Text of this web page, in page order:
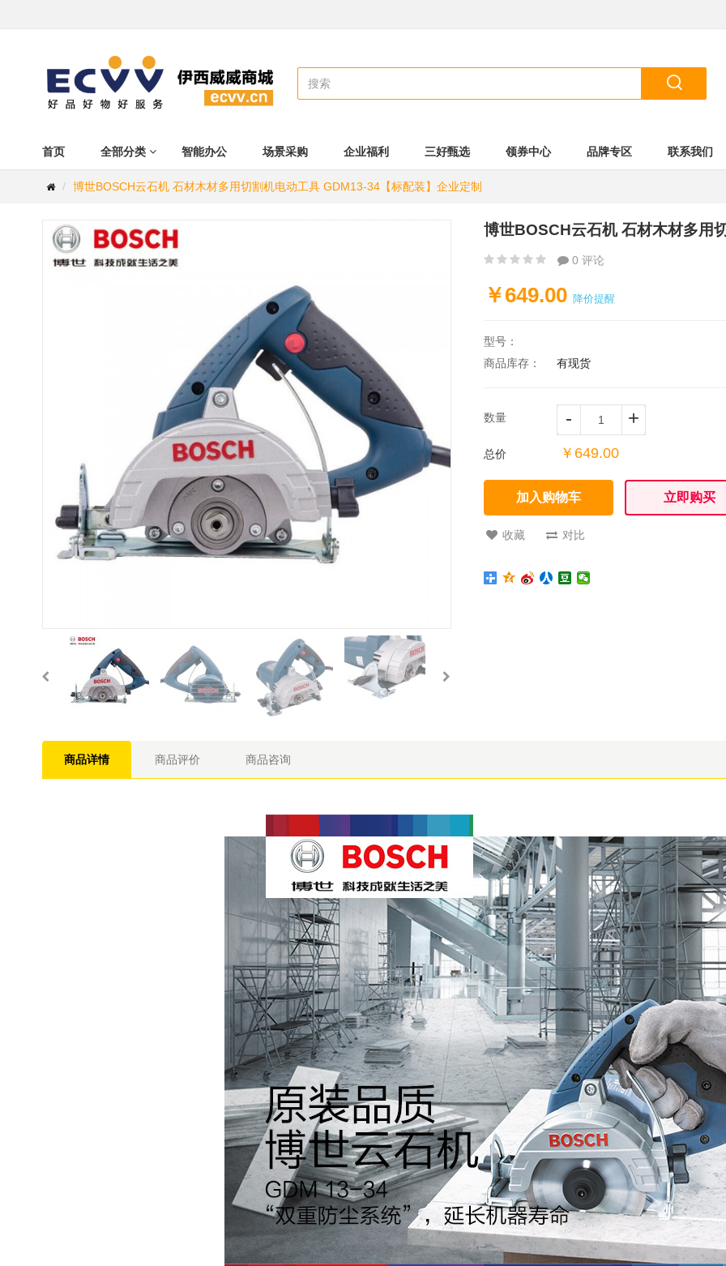

首页 全部分类 智能办公 场景采购 企业福利 三好甄选 领券中心 品牌专区 联系我们
博世BOSCH云石机 石材木材多用切割机电动工具 GDM13-34【标配装】企业定制
博世BOSCH云石机 石材木材多用
0 评论
￥649.00 降价提醒
型号：
商品库存：
有现货
数量 - +
总价 ￥649.00
加入购物车 立即购买
收藏 对比
商品详情 商品评价 商品咨询